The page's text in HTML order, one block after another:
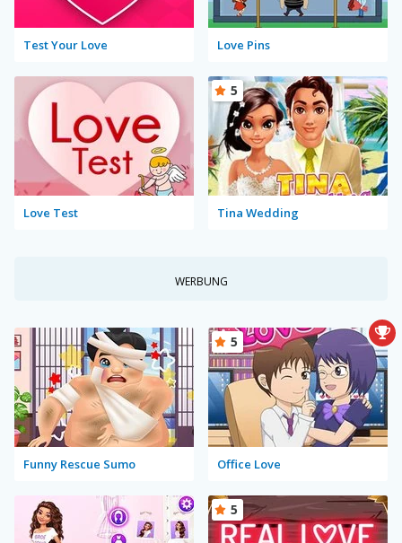
Test Your Love Love Pins
Love Test Tina Wedding
5
WERBUNG
Funny Rescue Sumo Office Love
5
5